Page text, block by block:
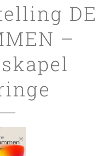
DE
–